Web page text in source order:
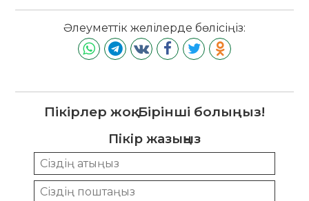
Әлеуметтік желілерде бөлісіңіз:
Пікірлер жоқ. Бірінші болыңыз!
Пікір жазыңыз